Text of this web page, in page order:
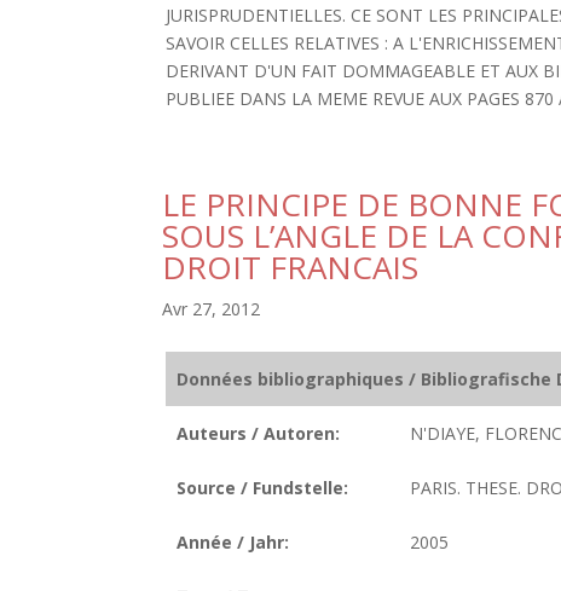
JURISPRUDENTIELLES. CE SONT LES
SAVOIR CELLES RELATIVES : A
DERIVANT D'UN FAIT DOMMAGEABLE ET AUX
PUBLIEE DANS LA MEME REVUE AUX PAGES
LE PRINCIPE DE BONNE
SOUS L’ANGLE DE LA
DROIT FRANCAIS
Avr 27, 2012
Données bibliographiques / Bibliografische
Auteurs / Autoren: N'DIAYE,
Source / Fundstelle: PARIS. THESE.
Année / Jahr: 2005